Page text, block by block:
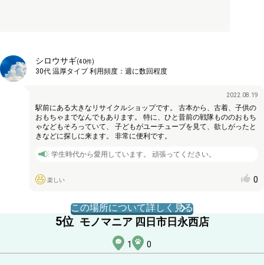
シロウサギ(40件)
30代 温厚タイプ利用頻度： 週に数回程度
2022.08.19
駅前にある大きなリサイクルショップです。 古本から、古着、子供の
おもちゃまでなんでもあります。 特に、ひと昔前の戦隊もののおもち
ゃなどもそろっていて、 子どもがユーチューブを見て、欲しがったと
きなどに探しに来ます。 非常に便利です。
学生時代から愛用しています。 頑張ってください。
楽しい 0
この場所について詳しく見る
5位 モノマニア 四日市日永西店
1 0